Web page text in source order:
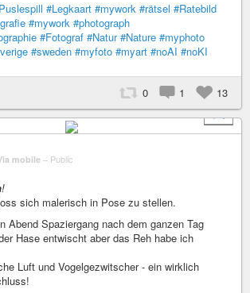
#Legkaart #mywork #rätsel #Ratebild
#mywork #photograph
#Fotograf #Natur #Nature #myphoto
#sweden #myfoto #myart #noAI #noKI
0 1
13
+ 1
mobile– Public
!
sich malerisch in Pose zu stellen.
Abend Spaziergang nach dem ganzen Tag
Hase entwischt aber das Reh habe ich
Luft und Vogelgezwitscher - ein wirklich